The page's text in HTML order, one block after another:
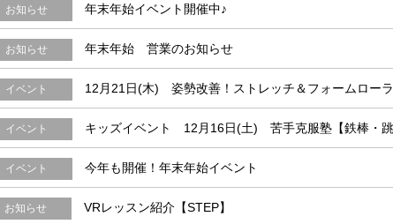
お知らせ 年末年始イベント開催中♪
お知らせ 年末年始 営業のお知らせ
イベント 12月21日(木) 姿勢改善！ストレッチ＆フォームロー
イベント キッズイベント 12月16日(土) 苦手克服塾【鉄棒・跳
イベント 今年も開催！年末年始イベント
お知らせ VRレッスン紹介【STEP】